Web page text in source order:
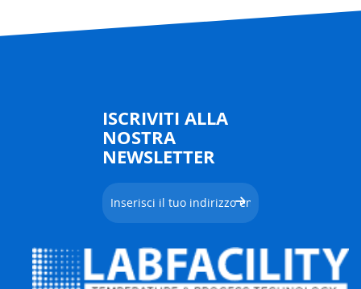
ISCRIVITI ALLA
NOSTRA
NEWSLETTER